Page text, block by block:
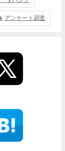
アンケート調査